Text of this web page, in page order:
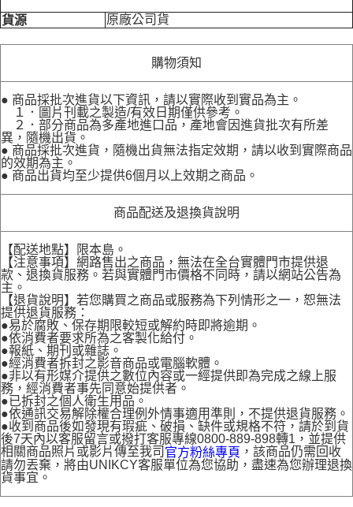
貨源 原廠公司貨
購物須知
● 商品採批次進貨以下資訊，請以實際收到實品為主。
１．圖片刊載之製造/有效日期僅供參考。
２．部分商品為多產地進口品，產地會因進貨批次有所差
異，隨機出貨。
● 商品採批次進貨，隨機出貨無法指定效期，請以收到實際商品
的效期為主。
● 商品出貨均至少提供6個月以上效期之商品。
商品配送及退換貨說明
【配送地點】限本島。
【注意事項】網路售出之商品，無法在全台實體門市提供退
款、退換貨服務。若與實體門市價格不同時，請以網站公告為
主。
【退貨說明】若您購買之商品或服務為下列情形之一，恕無法
提供退貨服務：
●易於腐敗、保存期限較短或解約時即將逾期。
●依消費者要求所為之客製化給付。
●報紙、期刊或雜誌。
●經消費者拆封之影音商品或電腦軟體。
●非以有形媒介提供之數位內容或一經提供即為完成之線上服
務，經消費者事先同意始提供者。
●已拆封之個人衛生用品。
●依通訊交易解除權合理例外情事適用準則，不提供退貨服務。
●收到商品後如發現有瑕疵、破損、缺件或規格不符，請於到貨
後7天內以客服留言或撥打客服專線0800-889-898轉1，並提供
相關商品照片或影片傳至我司 官方粉絲專頁 ，該商品仍需回收
請勿丟棄，將由UNIKCY客服單位為您協助，盡速為您辦理退換
貨事宜。